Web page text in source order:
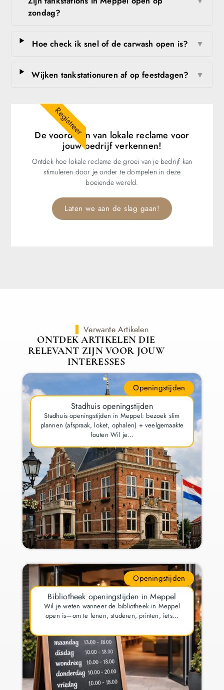
zondag?
Hoe check ik snel of de carwash open is? ▼
Wijken tankstationuren af op feestdagen? ▼
De voordelen van lokale reclame voor
jouw bedrijf verkennen!
Ontdek hoe lokale reclame de groei van je bedrijf kan
stimuleren door je onder te dompelen in deze
boeiende wereld.
Laten we aan de slag gaan!
Registreer
Verwante Artikelen
ONTDEK ARTIKELEN DIE
RELEVANT ZIJN VOOR JOUW
INTERESSES
Openingstijden
Stadhuis openingstijden
Stadhuis openingstijden in Meppel: bezoek slim
plannen (afspraak, loket, ophalen) + veelgemaakte
fouten Wil je…
Openingstijden
Bibliotheek openingstijden in Meppel
Wil je weten wanneer de bibliotheek in Meppel
open is—om te lenen, studeren, printen, iets…